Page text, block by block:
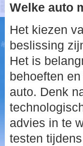
Welke auto
Het kiezen
beslissing
Het is
behoeften
auto. Denk
advies in te
testen